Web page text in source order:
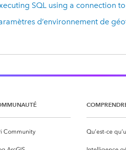
SQL using a connection
d’environnement de
Community Qu’est-ce